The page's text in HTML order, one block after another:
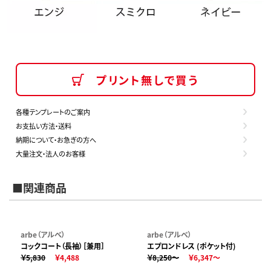
プリント無しで買う
各種テンプレートのご案内
お支払い方法・送料
納期について・お急ぎの方へ
大量注文・法人のお客様
■関連商品
arbe（アルベ）
コックコート（長袖）［兼用］
￥5,830
￥4,488
arbe（アルベ）
エプロンドレス (ポケット付)
￥8,250～
￥6,347～